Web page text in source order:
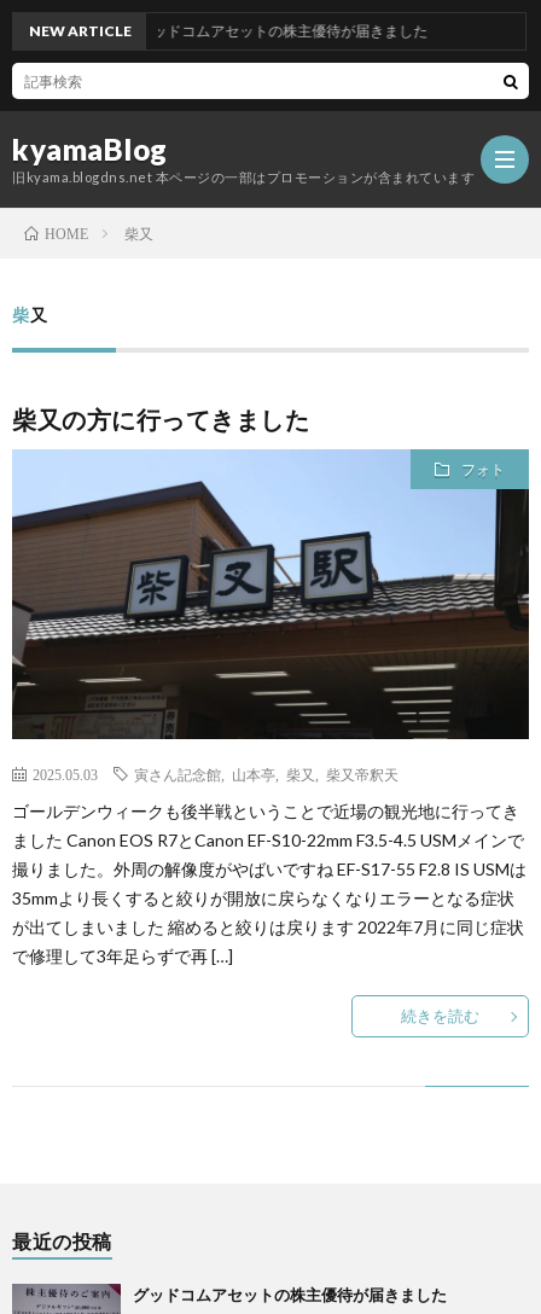
kyamaBlog
旧kyama.blogdns.net 本ページの一部はプロモーションが含まれています
NEW ARTICLEグッドコムアセットの株主優待が届きました
HOME 柴又
柴又
柴又の方に行ってきました
フォト
2025.05.03 寅さん記念館 山本亭 柴又 柴又帝釈天
ゴールデンウィークも後半戦ということで近場の観光地に行ってき
ました Canon EOS R7とCanon EF-S10-22mm F3.5-4.5 USMメインで
撮りました。外周の解像度がやばいですね EF-S17-55 F2.8 IS USMは
35mmより長くすると絞りが開放に戻らなくなりエラーとなる症状
が出てしまいました 縮めると絞りは戻ります 2022年7月に同じ症状
で修理して3年足らずで再 […]
続きを読む
最近の投稿
グッドコムアセットの株主優待が届きました